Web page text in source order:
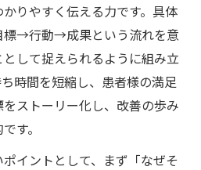
かりやすく伝える力です。具体
→行動→成果という流れを意
して捉えられるように組み立
時間を短縮し、患者様の満足
ストーリー化し、改善の歩み
す。
イントとして、まず「なぜそ